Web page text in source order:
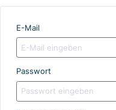
E-Mail
Passwort